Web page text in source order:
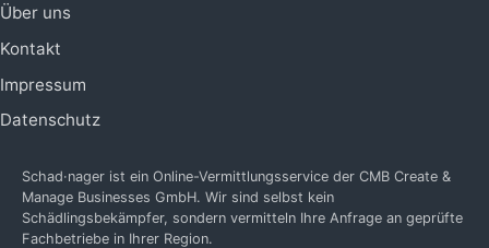
Über uns
Kontakt
Impressum
Datenschutz
Schad·nager ist ein Online-Vermittlungsservice der CMB Create &
Manage Businesses GmbH. Wir sind selbst kein
Schädlingsbekämpfer, sondern vermitteln Ihre Anfrage an geprüfte
Fachbetriebe in Ihrer Region.